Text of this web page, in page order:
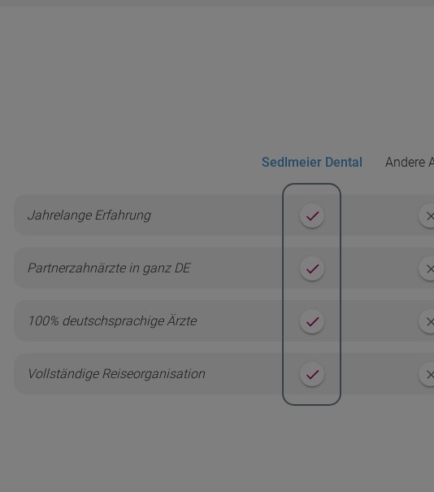
Sedlmeier Dental Andere
Jahrelange Erfahrung
Partnerzahnärzte in ganz DE
100% deutschsprachige Ärzte
Vollständige Reiseorganisation